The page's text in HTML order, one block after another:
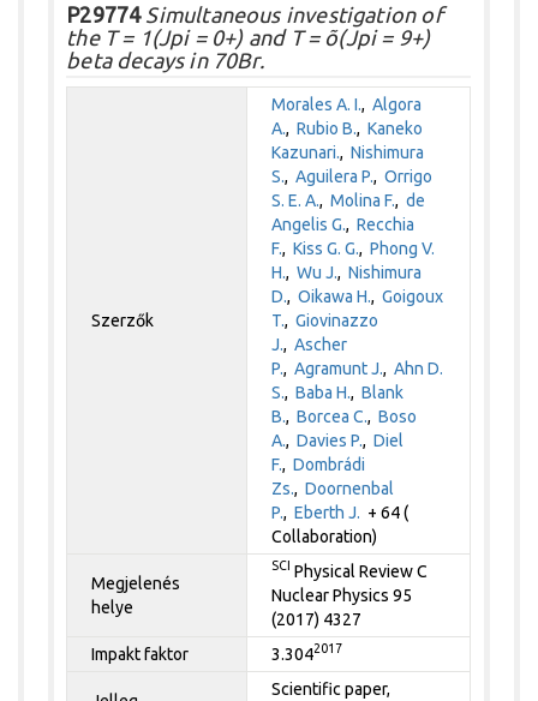
P29774Simultaneous investigation of
the T = 1(Jpi = 0+) and T = õ(Jpi = 9+)
beta decays in 70Br.
Szerzők
Morales A. I.,Algora
A.,Rubio B.,Kaneko
Kazunari.,Nishimura
S.,Aguilera P.,Orrigo
S. E. A.,Molina F.,de
Angelis G.,Recchia
F.,Kiss G. G.,Phong V.
H.,Wu J.,Nishimura
D.,Oikawa H.,Goigoux
T.,Giovinazzo
J.,Ascher
P.,Agramunt J.,Ahn D.
S.,Baba H.,Blank
B.,Borcea C.,Boso
A.,Davies P.,Diel
F.,Dombrádi
Zs.,Doornenbal
P.,Eberth J. + 64 (
Collaboration)
Megjelenés
helye
SCI Physical Review C
Nuclear Physics 95
(2017) 4327
Impakt faktor
3.3042017
Scientific paper,